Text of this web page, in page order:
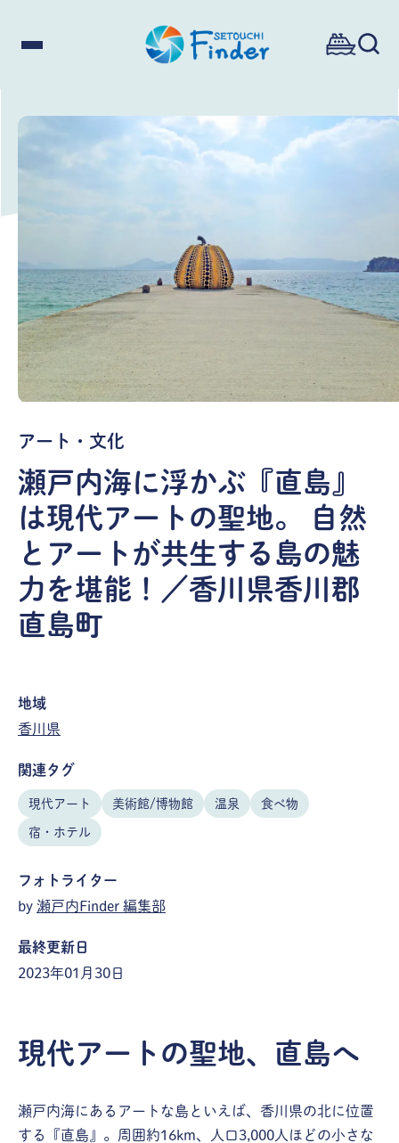
アート・文化
瀬戸内海に浮かぶ『直島』
は現代アートの聖地。 自然
とアートが共生する島の魅
力を堪能！／香川県香川郡
直島町
地域
香川県
関連タグ
現代アート 美術館/博物館 温泉 食べ物
宿・ホテル
フォトライター
by 瀬戸内Finder 編集部
最終更新日
2023年01月30日
現代アートの聖地、直島へ
瀬戸内海にあるアートな島といえば、香川県の北に位置
する『直島』。周囲約16km、人口3,000人ほどの小さな